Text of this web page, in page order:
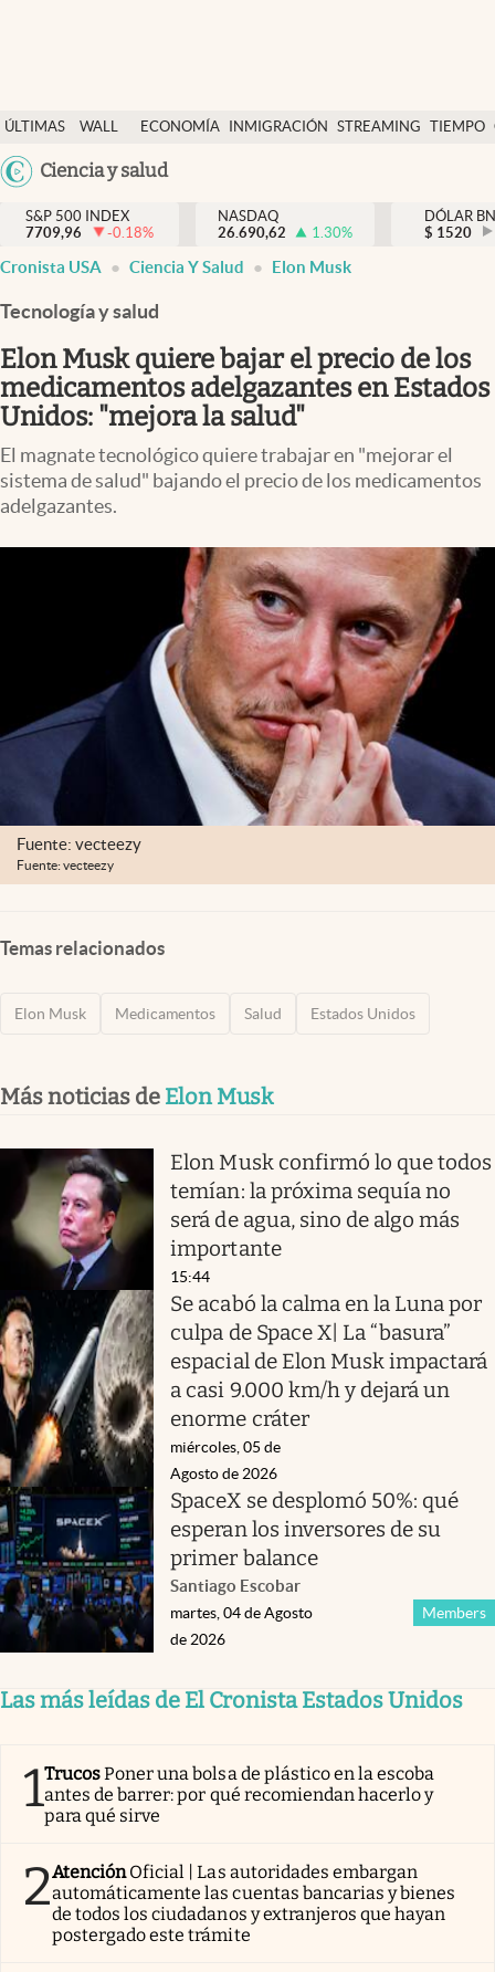
ÚLTIMAS
NOTICIAS
WALL
DÓLAR
ECONOMÍA INMIGRACIÓN STREAMING TIEMPO
México
Ciencia y salud
Finanzas y economía
Wall Street y dólar
Inmigración
Espiritual
Streaming
PC y mobile
Lifestyle
S&P 500 INDEX
7709,96
-0.18%
NASDAQ
26.690,62
1.30%
DÓLAR
$ 1520
Cronista USA Ciencia Y Salud Elon Musk
Tecnología y salud
Elon Musk quiere bajar el precio de los
medicamentos adelgazantes en Estados
Unidos: "mejora la salud"
El magnate tecnológico quiere trabajar en "mejorar el
sistema de salud" bajando el precio de los medicamentos
adelgazantes.
Fuente: vecteezy
Fuente: vecteezy
Temas relacionados
Elon Musk Medicamentos Salud Estados Unidos
Más noticias de Elon Musk
Elon Musk confirmó lo que todos
temían: la próxima sequía no
será de agua, sino de algo más
importante
15:44
Se acabó la calma en la Luna por
culpa de Space X| La “basura”
espacial de Elon Musk impactará
a casi 9.000 km/h y dejará un
enorme cráter
miércoles, 05 de
Agosto de 2026
SpaceX se desplomó 50%: qué
esperan los inversores de su
primer balance
Santiago Escobar
Members
martes, 04 de Agosto
de 2026
Las más leídas de El Cronista Estados Unidos
1TrucosPoner una bolsa de plástico en la escoba
antes de barrer: por qué recomiendan hacerlo y
para qué sirve
2AtenciónOficial | Las autoridades embargan
automáticamente las cuentas bancarias y bienes
de todos los ciudadanos y extranjeros que hayan
postergado este trámite